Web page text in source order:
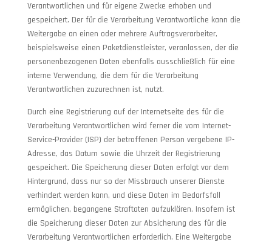
Verantwortlichen und für eigene Zwecke erhoben und
gespeichert. Der für die Verarbeitung Verantwortliche kann die
Weitergabe an einen oder mehrere Auftragsverarbeiter,
beispielsweise einen Paketdienstleister, veranlassen, der die
personenbezogenen Daten ebenfalls ausschließlich für eine
interne Verwendung, die dem für die Verarbeitung
Verantwortlichen zuzurechnen ist, nutzt.
Durch eine Registrierung auf der Internetseite des für die
Verarbeitung Verantwortlichen wird ferner die vom Internet-
Service-Provider (ISP) der betroffenen Person vergebene IP-
Adresse, das Datum sowie die Uhrzeit der Registrierung
gespeichert. Die Speicherung dieser Daten erfolgt vor dem
Hintergrund, dass nur so der Missbrauch unserer Dienste
verhindert werden kann, und diese Daten im Bedarfsfall
ermöglichen, begangene Straftaten aufzuklären. Insofern ist
die Speicherung dieser Daten zur Absicherung des für die
Verarbeitung Verantwortlichen erforderlich. Eine Weitergabe